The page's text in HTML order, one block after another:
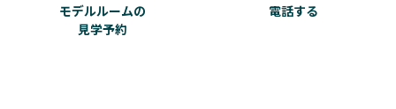
モデルルームの
見学予約
電話する